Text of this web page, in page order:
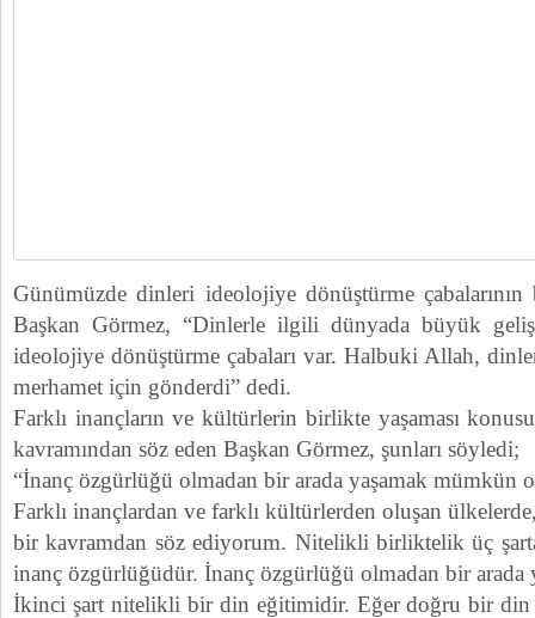
Günümüzde dinleri ideolojiye dönüştürme
Başkan Görmez, “Dinlerle ilgili dünyada büyük
ideolojiye dönüştürme çabaları var. Halbuki Allah,
merhamet için gönderdi” dedi.
Farklı inançların ve kültürlerin birlikte yaşaması
kavramından söz eden Başkan Görmez, şunları söyledi;
“İnanç özgürlüğü olmadan bir arada yaşamak mümkün
Farklı inançlardan ve farklı kültürlerden oluşan
bir kavramdan söz ediyorum. Nitelikli birliktelik üç
inanç özgürlüğüdür. İnanç özgürlüğü olmadan bir arada
İkinci şart nitelikli bir din eğitimidir. Eğer doğru bir din